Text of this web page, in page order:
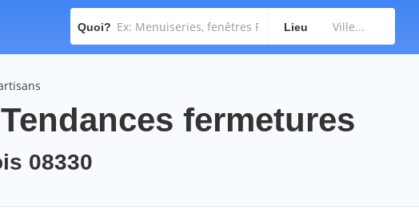
Quoi? Lieu
fermetures
08330